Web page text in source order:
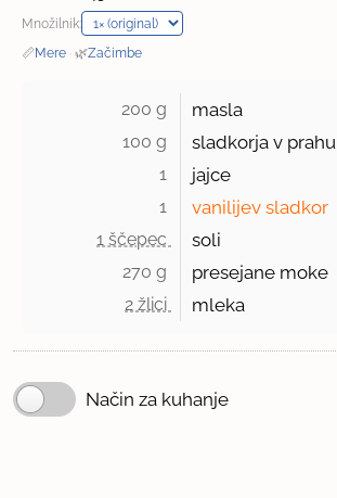
Množilnik:
📏Mere · 🌿Začimbe
200 g masla
100 g sladkorja v prahu
1 jajce
1 vanilijev sladkor
1 ščepec soli
270 g presejane moke
2 žlici mleka
Način za kuhanje